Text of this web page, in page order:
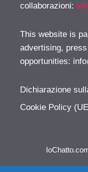
collaborazioni:
This website is
advertising,
opportunities:
Dichiarazione
Cookie Policy